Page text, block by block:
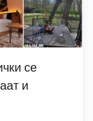
се
и